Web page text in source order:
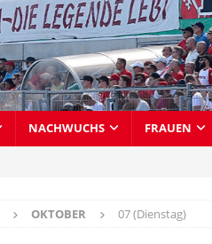
NACHWUCHS FRAUEN
OKTOBER 07 (Dienstag)